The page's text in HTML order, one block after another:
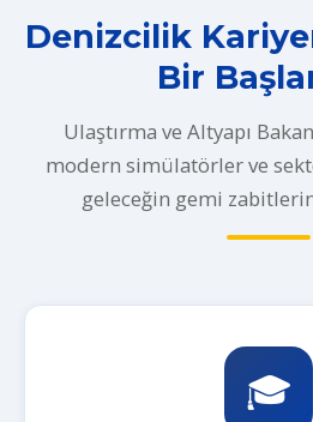
Denizcilik
Bir
Ulaştırma ve Altyapı
modern simülatörler ve
geleceğin gemi
🎓